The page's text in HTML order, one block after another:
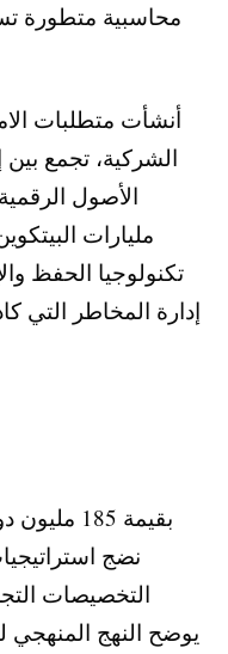
محاسبية متطورة
أنشأت متطلبات
الشركية، تجمع بين
الأصول
مليارات
تكنولوجيا الحفظ
إدارة المخاطر
نضج
التخصيصات
يوضح النهج المنهجي